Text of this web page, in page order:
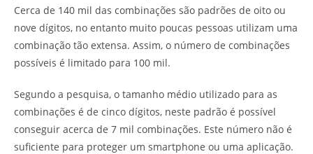
Cerca de 140 mil das combinações são padrões de oito ou
nove dígitos, no entanto muito poucas pessoas utilizam uma
combinação tão extensa. Assim, o número de combinações
possíveis é limitado para 100 mil.
Segundo a pesquisa, o tamanho médio utilizado para as
combinações é de cinco dígitos, neste padrão é possível
conseguir acerca de 7 mil combinações. Este número não é
suficiente para proteger um smartphone ou uma aplicação.